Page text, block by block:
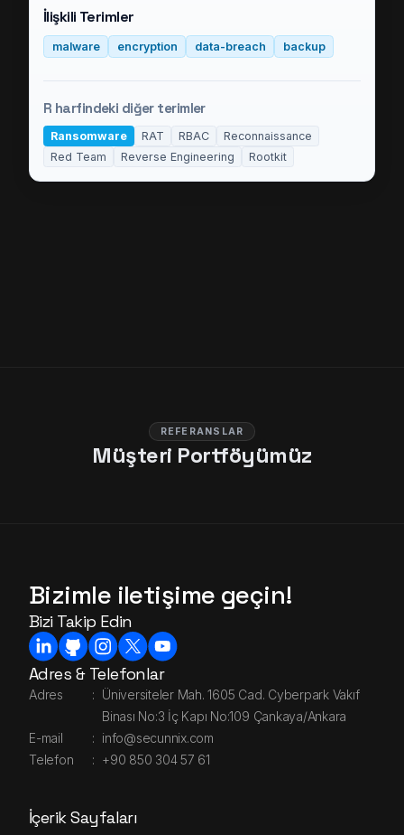
İlişkili Terimler
malware encryption data-breach backup
R harfindeki diğer terimler
Ransomware RAT RBAC
Reconnaissance
Red Team
Reverse Engineering Rootkit
REFERANSLAR
Müşteri Portföyümüz
Bizimle iletişime geçin!
Bizi Takip Edin
Adres & Telefonlar
Adres : Üniversiteler Mah. 1605 Cad. Cyberpark Vakıf
Binası No:3 İç Kapı No:109 Çankaya/Ankara
E-mail
: info@secunnix.com
Telefon
: +90 850 304 57 61
İçerik Sayfaları